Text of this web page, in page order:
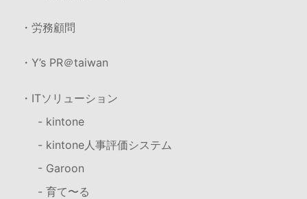
・労務顧問
・Y’s PR＠taiwan
・ITソリューション
- kintone
- kintone人事評価システム
- Garoon
- 育て〜る